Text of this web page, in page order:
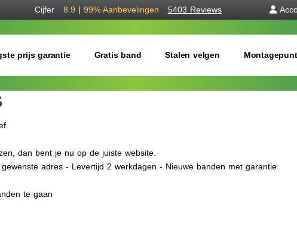
Cijfer 8.9 | 99% Aanbevelingen 5403 Reviews
prijs garantie Gratis band Stalen velgen
dan bent je nu op de juiste website.
adres - Levertijd 2 werkdagen - Nieuwe banden met garantie
te gaan